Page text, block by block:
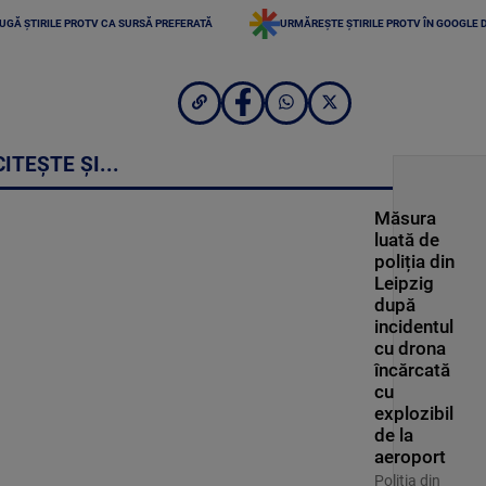
ȘTIRILE PROTV CA SURSĂ PREFERATĂ URMĂREȘTE ȘTIRILE PROTV ÎN GOOGLE
ȘI...
Măsura
luată de
poliția din
Leipzig
după
incidentul
cu drona
încărcată
cu
explozibil
de la
aeroport
Poliţia din